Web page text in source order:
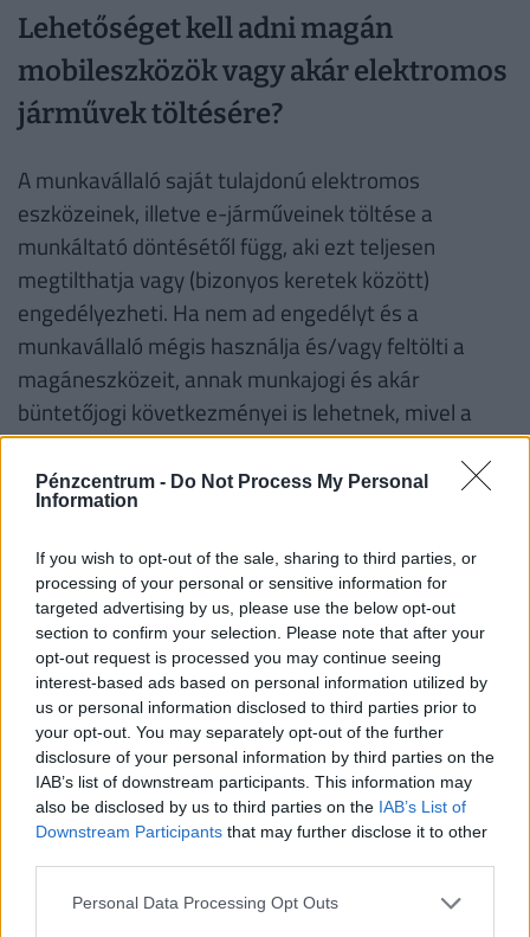
Pénzcentrum - Do Not Process My Personal
Information
If you wish to opt-out of the sale, sharing to third parties, or
processing of your personal or sensitive information for
targeted advertising by us, please use the below opt-out
section to confirm your selection. Please note that after your
opt-out request is processed you may continue seeing
interest-based ads based on personal information utilized by
us or personal information disclosed to third parties prior to
your opt-out. You may separately opt-out of the further
disclosure of your personal information by third parties on the
IAB’s list of downstream participants. This information may
also be disclosed by us to third parties on the IAB’s List of
Downstream Participants that may further disclose it to other
Personal Data Processing Opt Outs
Lehetőséget kell adni magán
mobileszközök vagy akár elektromos
járművek töltésére?
A munkavállaló saját tulajdonú elektromos
eszközeinek, illetve e-járműveinek töltése a
munkáltató döntésétől függ, aki ezt teljesen
megtilthatja vagy (bizonyos keretek között)
engedélyezheti. Ha nem ad engedélyt és a
munkavállaló mégis használja és/vagy feltölti a
magáneszközeit, annak munkajogi és akár
büntetőjogi következményei is lehetnek, mivel a
villamosenergia jogtalan felhasználása akár lopás
bűncselekményét is megvalósíthatja.
legmagasabb aktuális piaci áramár mellett is
minimális költséggel jár, nagyobb eszközök, például
elektromos járművek töltésének költségvonzata
havi szinten jelentős összeget tehet ki, amely okán
célszerű megállapodni a munkavállalóval ezen
járművek töltéséről. Ez a megállapodás
vonatkozhat akár egy, a havi fizetésből levonható
átalány energiaköltséghozzájárulásra is. Ennek
célja, hogy fedezze a munkavállaló által a
magánhasználatú elektromos eszközök vagy e-
járművek bizonyos szint feletti használata során